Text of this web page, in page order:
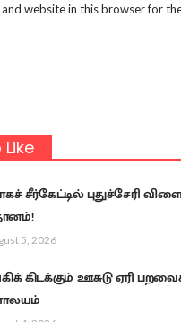
and website in this browser for
சீர்கேட்டில் புதுச்சேரி
5, 2026
கிடக்கும் ஊசுடு ஏரி